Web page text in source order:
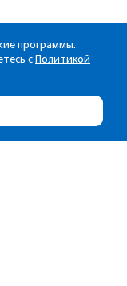
программы.
с Политикой